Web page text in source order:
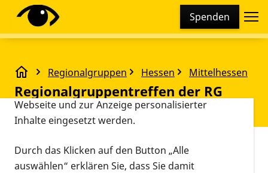
Spenden
Regionalgruppen Hessen Mittelhessen
Regionalgruppentreffen der RG Mittelhessen und
Regionalgruppentreffen der RG
Mittelhessen und Kassel
Vorlesen
Universitätsklinikum Gießen,
Diese Webseite setzt verschiedene Cookies und
Tracking-Tools ein. Dies beinhaltet Cookies und
technisch notwendig sind, die zu statistischen
Zwecken sowie zur besseren Bedienbarkeit der
Webseite und zur Anzeige personalisierter
Inhalte eingesetzt werden.
Durch das Klicken auf den Button „Alle
auswählen“ erklären Sie, dass Sie damit